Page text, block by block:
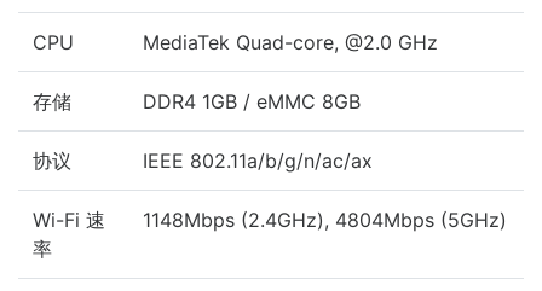
CPU MediaTek Quad-core, @2.0 GHz
存储 DDR4 1GB / eMMC 8GB
协议 IEEE 802.11a/b/g/n/ac/ax
Wi-Fi 速
率
1148Mbps (2.4GHz), 4804Mbps (5GHz)